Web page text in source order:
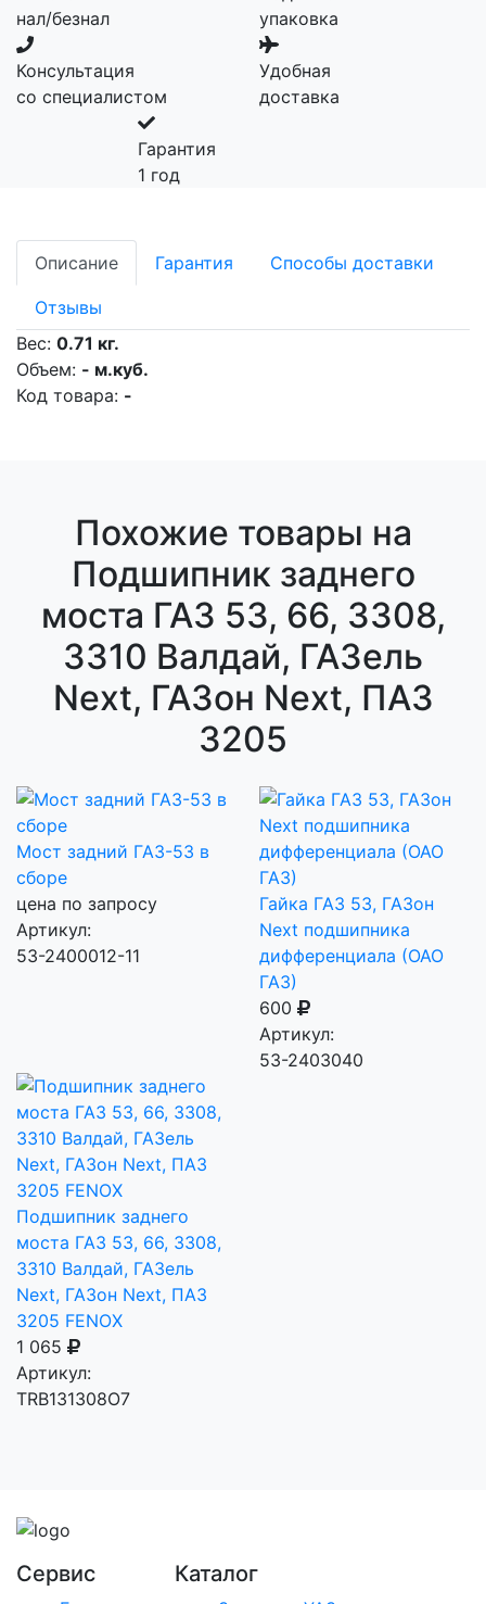
нал/безнал
упаковка
Консультация
со специалистом
Удобная
доставка
Гарантия
1 год
Описание Гарантия Способы доставки
Отзывы
Вес: 0.71 кг.
Объем: - м.куб.
Код товара: -
Похожие товары на
Подшипник заднего
моста ГАЗ 53, 66, 3308,
3310 Валдай, ГАЗель
Next, ГАЗон Next, ПАЗ
3205
Мост задний ГАЗ-53 в
сборе
цена по запросу
Артикул:
53-2400012-11
Гайка ГАЗ 53, ГАЗон
Next подшипника
дифференциала (ОАО
ГАЗ)
600
Артикул:
53-2403040
Подшипник заднего
моста ГАЗ 53, 66, 3308,
3310 Валдай, ГАЗель
Next, ГАЗон Next, ПАЗ
3205 FENOX
1 065
Артикул:
TRB131308O7
Сервис Каталог